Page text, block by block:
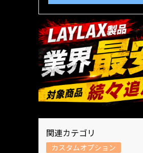
関連カテゴリ
カスタムオプション